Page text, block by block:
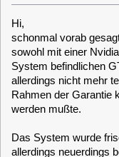
schonmal vorab gesagt:
sowohl mit einer Nvidia
System befindlichen
allerdings nicht mehr
Rahmen der Garantie
werden mußte.
Das System wurde frisch
allerdings neuerdings bei
(seit neuestem, vorher war
hauptsächlich grünen,